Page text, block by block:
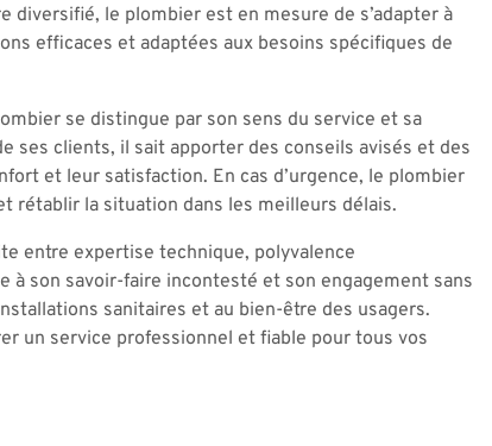
diversifié, le plombier est en mesure de s’adapter à
efficaces et adaptées aux besoins spécifiques de
se distingue par son sens du service et sa
ses clients, il sait apporter des conseils avisés et des
et leur satisfaction. En cas d’urgence, le plombier
rétablir la situation dans les meilleurs délais.
entre expertise technique, polyvalence
à son savoir-faire incontesté et son engagement sans
sanitaires et au bien-être des usagers.
un service professionnel et fiable pour tous vos